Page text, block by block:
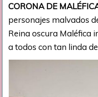
CORONA DE
personajes malvados
Reina oscura Maléfica
a todos con tan linda